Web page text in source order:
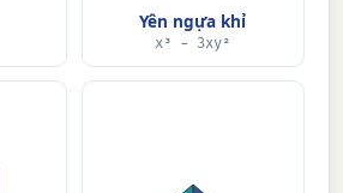
Yên ngựa khỉ
x³ − 3xy²